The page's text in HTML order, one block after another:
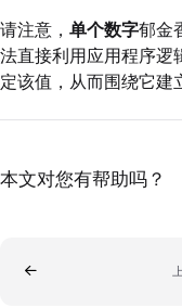
请注意， 单个数字郁金
法直接利用应用程序逻
定该值，从而围绕它建
本文对您有帮助吗？